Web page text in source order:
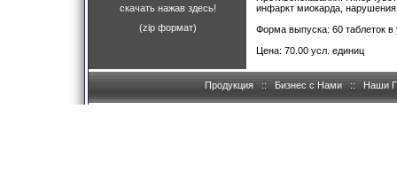
скачать нажав здесь!
(zip формат)
инфаркт миокарда, нарушения
Форма выпуска: 60 таблеток в
Цена: 70.00 усл. единиц
Продукция :: Бизнес с Нами :: Наши